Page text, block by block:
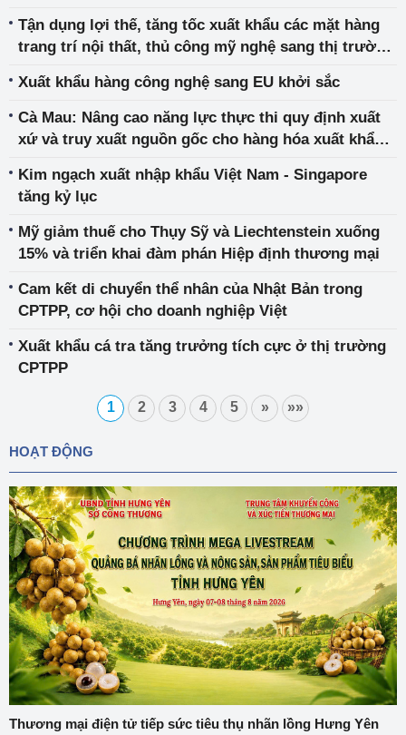
Tận dụng lợi thế, tăng tốc xuất khẩu các mặt hàng
trang trí nội thất, thủ công mỹ nghệ sang thị trường
Xuất khẩu hàng công nghệ sang EU khởi sắc
Cà Mau: Nâng cao năng lực thực thi quy định xuất
xứ và truy xuất nguồn gốc cho hàng hóa xuất khẩu
Kim ngạch xuất nhập khẩu Việt Nam - Singapore
tăng kỷ lục
Mỹ giảm thuế cho Thụy Sỹ và Liechtenstein xuống
15% và triển khai đàm phán Hiệp định thương mại
Cam kết di chuyển thể nhân của Nhật Bản trong
CPTPP, cơ hội cho doanh nghiệp Việt
Xuất khẩu cá tra tăng trưởng tích cực ở thị trường
CPTPP
1 2 3 4 5 » »»
HOẠT ĐỘNG
Thương mại điện tử tiếp sức tiêu thụ nhãn lồng Hưng Yên